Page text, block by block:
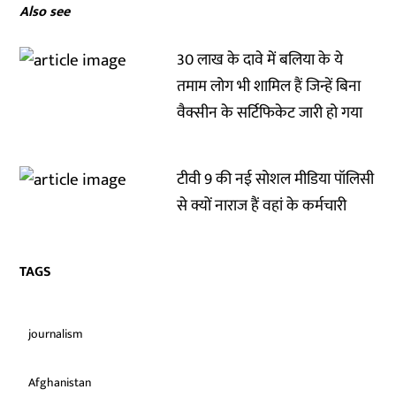
Also see
30 लाख के दावे में बलिया के ये
तमाम लोग भी शामिल हैं जिन्हें बिना
वैक्सीन के सर्टिफिकेट जारी हो गया
टीवी 9 की नई सोशल मीडिया पॉलिसी
से क्यों नाराज हैं वहां के कर्मचारी
TAGS
journalism
Afghanistan